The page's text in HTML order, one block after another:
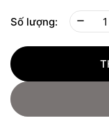
Số lượng: